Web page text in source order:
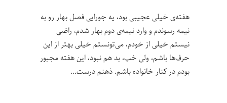
هفته‌ی خیلی عجیبی بود، یه جورایی فصل بهار رو به
نیمه رسوندم و وارد نیمه‌ی دوم بهار شدم، راضی
نیستم خیلی از خودم، می‌تونستم خیلی بهتر از این
حرف‌ها باشم، ولی خب، بد هم نبود، این هفته مجبور
بودم در کنار خانواده باشم. ذهنم درست